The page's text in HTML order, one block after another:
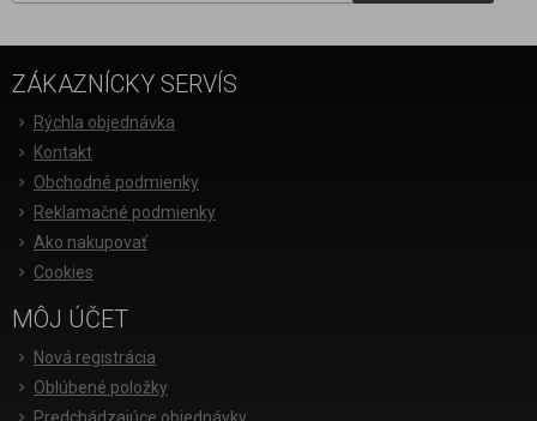
ZÁKAZNÍCKY SERVÍS
Rýchla objednávka
Kontakt
Obchodné podmienky
Reklamačné podmienky
Ako nakupovať
Cookies
MÔJ ÚČET
Nová registrácia
Oblúbené položky
Predchádzajúce objednávky